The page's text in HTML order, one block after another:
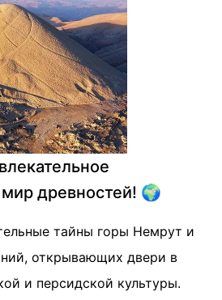
древностей! 🌍
тайны горы Немрут и
открывающих двери в
и персидской культуры.